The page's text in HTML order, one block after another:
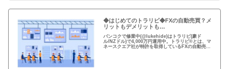
◆はじめてのトラリピ◆FXの自動売買？メ
リットもデメリットも…
バンコクで修業中(@lukehide)はトラリピ(豪ド
ル/NZドル)で4,000万円運用中。トラリピ®とは、マ
ネースクエア社が特許を取得しているFXの自動売買